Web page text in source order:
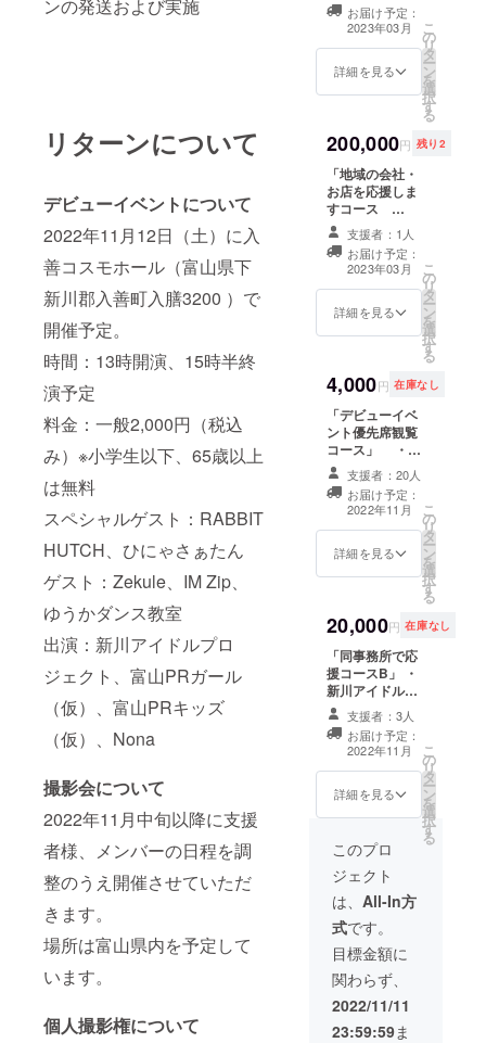
ンの発送および実施
リターンについて
デビューイベントについて
2022年11月12日（土）に入
善コスモホール（富山県下
新川郡入善町入膳3200 ）で
開催予定。
時間：13時開演、15時半終
演予定
料金：一般2,000円（税込
み）※小学生以下、65歳以上
は無料
スペシャルゲスト：RABBIT
HUTCH、ひにゃさぁたん
ゲスト：Zekule、IM Zip、
ゆうかダンス教室
出演：新川アイドルプロ
ジェクト、富山PRガール
（仮）、富山PRキッズ
（仮）、Nona
撮影会について
2022年11月中旬以降に支援
者様、メンバーの日程を調
整のうえ開催させていただ
きます。
場所は富山県内を予定して
います。
個人撮影権について
付き、備考欄に
希望メンバーの
名前を記載して
・新川地域にも
配布しているフ
ジ「新川アイド
ルプロジェクト
の突撃取材」で
会社やお店にお
伺いいたしま
す。※１ページの
取材記事になり
ます。奇数月30
日発刊となりま
はお任せになり
ます。 ※スタッ
コメント＆サイ
ンが入ったA4
メッセージカー
ド（全支援者共
片面カラー、1枚
定のデビューシ
ングル（カラオ
ケ含む全6曲予
定）1枚 ・希望
のメンバーの
チェキ（サイン
付き、備考欄に
希望メンバーの
名前を記載して
・会社やお店の
オリジナルHPを
内容はTOPペー
ジ＋3ページ程
度、お問い合わ
せフォーム、ス
マホ対応等にな
ります。
WordPressを使
用して制作いた
お届け予定：
2023年03月
詳細を見る
こ
の
リ
タ
ー
ン
を
選
択
す
る
200,000円 残り2
「地域の会社・
お店を応援しま
すコース
A」 ・メン
バーからのお礼
コメント＆サイ
ンが入ったA4
メッセージカー
ド（全支援者共
片面カラー、1枚
定のデビューシ
ングル（カラオ
ケ含む全6曲予
定）1枚 ・希望
のメンバーの
チェキ（サイン
付き、備考欄に
希望メンバーの
名前を記載して
・会社やお店の
オリジナル楽曲
ジェクトのメン
バーが歌唱した
CD-Rを制作、納
品致します。※作
詞・作曲・編
曲・ミックス・
マスタリングを
して納品いたし
ます。会社やお
の原盤権はNS
ENTERTAINME
後は新川アイド
ルプロジェクト
のライブで使用
させていただき
ます。
支援者：1人
お届け予定：
2023年03月
詳細を見る
こ
の
リ
タ
ー
ン
を
選
択
す
る
4,000円 在庫なし
「デビューイベ
ント優先席観覧
コース」 ・メ
ンバーからのお
礼コメント＆サ
インが入った
メッセージカー
ド（全支援者共
通） A4サイズ、
片面カラー、1枚
スモホールで開
催予定のデ
ビューイベント
の前方優先席の
観覧権 ※メール
で整理番号をお
伝えします。
支援者：20人
お届け予定：
2022年11月
詳細を見る
こ
の
リ
タ
ー
ン
を
選
択
す
る
20,000円 在庫なし
「同事務所で応
援コースB」 ・
新川アイドルプ
ロジェクトのメ
ンバーおよび同
事務所の富山PR
ガール（仮）、
富山PRキッズ
（仮）のメン
バーの1時間個人
内周辺） ※日程
や場所は支援者
様との打ち合わ
せになります。
備考欄に希望の
メンバーを記載
してください。
※スタッフが同伴
いたします。
支援者：3人
お届け予定：
2022年11月
詳細を見る
こ
の
リ
タ
ー
ン
を
選
択
す
る
このプロ
ジェクト
は、 All-In方
式です。
目標金額に
関わらず、
2022/11/11
23:59:59ま